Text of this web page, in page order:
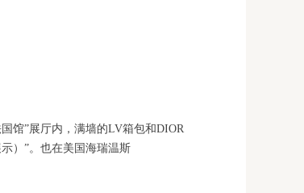
馆”展厅内，满墙的LV箱包和DIOR
）”。也在美国海瑞温斯